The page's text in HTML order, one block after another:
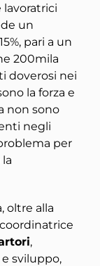
lavoratrici
un
pari a un
200mila
doverosi nei
la forza e
non sono
negli
per
oltre alla
,
sviluppo,